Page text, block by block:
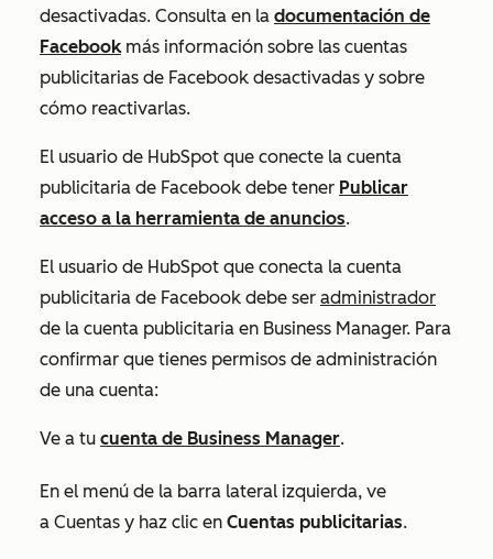
desactivadas. Consulta en la documentación de
Facebookmás información sobre las cuentas
publicitarias de Facebook desactivadas y sobre
cómo reactivarlas.
El usuario de HubSpot que conecte la cuenta
publicitaria de Facebook debe tener Publicar
acceso a la herramienta de anuncios.
El usuario de HubSpot que conecta la cuenta
publicitaria de Facebook debe ser administrador
de la cuenta publicitaria en Business Manager. Para
confirmar que tienes permisos de administración
de una cuenta:
Ve a tu cuenta de Business Manager.
En el menú de la barra lateral izquierda, ve
a Cuentas y haz clic en Cuentas publicitarias.